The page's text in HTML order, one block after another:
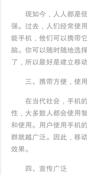
现如今，人人都是低
强。过去，人们经常使
能手机，他们可以携带
脑。你可以随时随地选
了，所以最好是建立移动
三、携带方便，使
在当代社会，手机的
性，大多数人都会使用
和使用。用户使用手机
群就越广泛。因此，移
效果。
四、宣传广泛